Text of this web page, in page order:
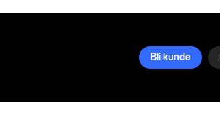
Bli kunde